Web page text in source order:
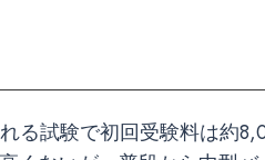
る試験で初回受験料は約